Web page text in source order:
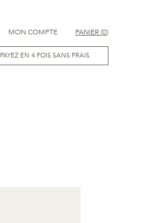
MON COMPTE PANIER(0)
PAYEZ EN 4 FOIS SANS FRAIS